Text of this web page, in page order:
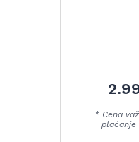
* Cena
plaćanje